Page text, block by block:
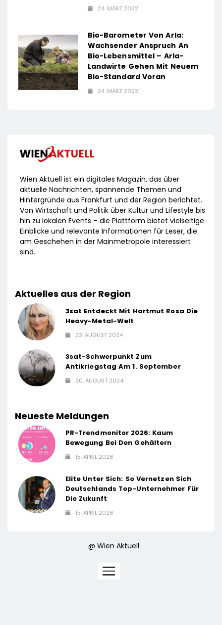
24. MÄRZ 2022
Bio-Barometer Von Arla:
Wachsender Anspruch An
Bio-Lebensmittel – Arla-
Landwirte Gehen Mit Neuem
Bio-Standard Voran
24. MÄRZ 2022
Wien Aktuell ist ein digitales Magazin, das über
aktuelle Nachrichten, spannende Themen und
Hintergründe aus Frankfurt und der Region berichtet.
Von Wirtschaft und Politik über Kultur und Lifestyle bis
hin zu lokalen Events – die Plattform bietet vielseitige
Einblicke und relevante Informationen für Leser, die
am Geschehen in der Mainmetropole interessiert
sind.
Aktuelles aus der Region
3sat Entdeckt Mit Hartmut Rosa Die
Heavy-Metal-Welt
23. AUGUST 2024
3sat-Schwerpunkt Zum
Antikriegstag Am 1. September
20. AUGUST 2024
Neueste Meldungen
PR-Trendmonitor 2026: Kaum
Bewegung Bei Den Gehältern
15. APRIL 2026
Elite Unter Sich: So Vernetzen Sich
Deutschlands Top-Unternehmer Für
Die Zukunft
15. APRIL 2026
@ Wien Aktuell